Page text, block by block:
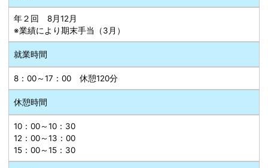
年２回 8月12月
※業績により期末手当（3月）
就業時間
8：00～17：00 休憩120分
休憩時間
10：00～10：30
12：00～13：00
15：00～15：30